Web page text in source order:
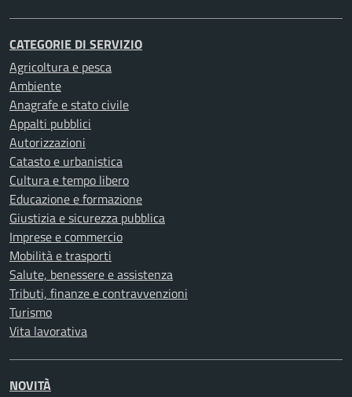
CATEGORIE DI SERVIZIO
Agricoltura e pesca
Ambiente
Anagrafe e stato civile
Appalti pubblici
Autorizzazioni
Catasto e urbanistica
Cultura e tempo libero
Educazione e formazione
Giustizia e sicurezza pubblica
Imprese e commercio
Mobilità e trasporti
Salute, benessere e assistenza
Tributi, finanze e contravvenzioni
Turismo
Vita lavorativa
NOVITÀ